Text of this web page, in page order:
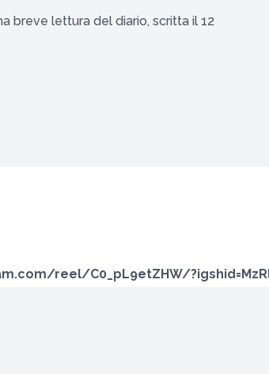
breve lettura del diario, scritta il 12
reel/C0_pL9etZHW/